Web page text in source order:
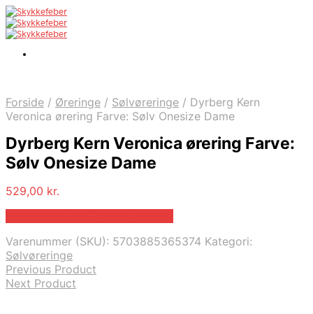
Forside / Øreringe / Sølvøreringe / Dyrberg Kern
Veronica ørering Farve: Sølv Onesize Dame
Dyrberg Kern Veronica ørering Farve:
Sølv Onesize Dame
529,00 kr.
Varenummer (SKU): 5703885365374 Kategori:
Sølvøreringe
Previous Product
Next Product